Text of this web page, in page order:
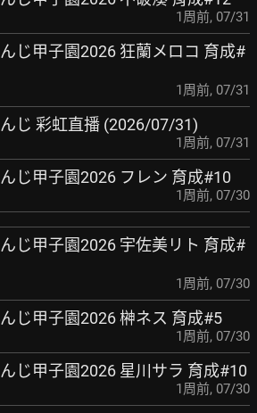
1周前, 07/31
じ甲子園2026 狂蘭メロコ 育成#
1周前, 07/31
じ 彩虹直播 (2026/07/31)
1周前, 07/31
じ甲子園2026 フレン 育成#10
1周前, 07/30
じ甲子園2026 宇佐美リト 育成#
1周前, 07/30
じ甲子園2026 榊ネス 育成#5
1周前, 07/30
じ甲子園2026 星川サラ 育成#10
1周前, 07/30